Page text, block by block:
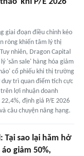
khi P/E 2026
giai đoạn điều chỉnh kéo
ròng khiến tâm lý thị
nhiên, Dragon Capital
'săn sale' hàng hóa giảm
cổ phiếu khi thị trường
duy trì quan điểm tích cực
lợi nhuận doanh
định giá P/E 2026
câu chuyện nâng hạng.
Tại sao lại hăm hở
giảm 50%,